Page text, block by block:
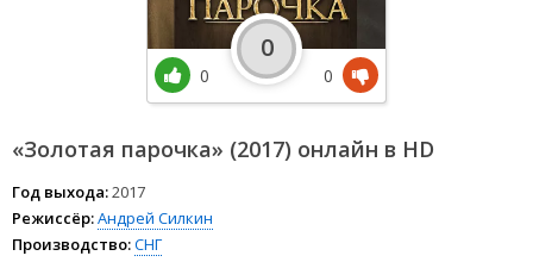
«Золотая парочка» (2017) онлайн в HD
Год выхода:2017
Режиссёр:Андрей Силкин
Производство:СНГ
0
0
0